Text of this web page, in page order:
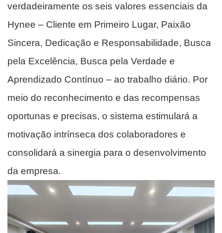
verdadeiramente os seis valores essenciais da
Hynee – Cliente em Primeiro Lugar, Paixão
Sincera, Dedicação e Responsabilidade, Busca
pela Excelência, Busca pela Verdade e
Aprendizado Contínuo – ao trabalho diário. Por
meio do reconhecimento e das recompensas
oportunas e precisas, o sistema estimulará a
motivação intrínseca dos colaboradores e
consolidará a sinergia para o desenvolvimento
da empresa.